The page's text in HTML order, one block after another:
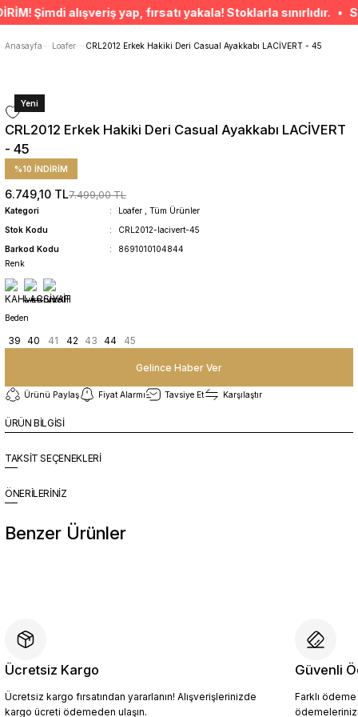
ÜCRETSİZ TESLİMAT İMKANI
SÜRDÜRÜLEBİLİR ÜRÜNLER
Anasayfa
Loafer CRL2012 Erkek Hakiki Deri Casual Ayakkabı LACİVERT - 45
Yeni
CRL2012 Erkek Hakiki Deri Casual Ayakkabı LACİVERT
- 45
%10 İNDİRİM
6.749,10 TL7.499,00 TL
Kategori Loafer
Tüm Ürünler
Stok Kodu
CRL2012-lacivert-45
Barkod Kodu
8691010104844
Renk
Beden
39 40 41 42 43 44 45
Gelince Haber Ver
Ürünü Paylaş Fiyat Alarmı Tavsiye Et Karşılaştır
ÜRÜN BİLGİSİ
TAKSİT SEÇENEKLERİ
ÖNERİLERİNİZ
Benzer Ürünler
4.454,10 TL
4.949,00 TL
Sepete Ekle
Ücretsiz Kargo
Ücretsiz kargo fırsatından yararlanın! Alışverişlerinizde
kargo ücreti ödemeden ulaşın.
Güvenli
Farklı
Şimdi alışveriş yap, fırsatı yakala! Stoklarla sınırlıdır.